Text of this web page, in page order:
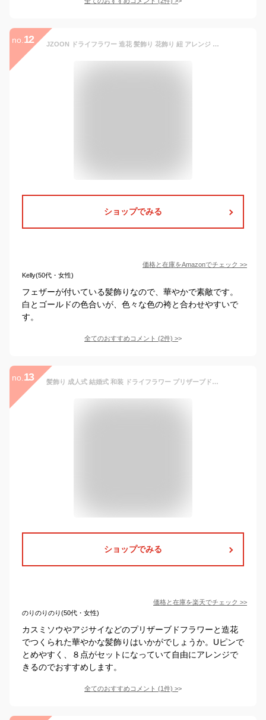
no. 12 JZOON ドライフラワー 造花 髪飾り 花飾り 紐 アレンジ ロープアレンジ 和装 浴衣 着物 振袖 袴 ヘッドドレス ウエディング 結婚式 ブライダル ヘッドアクセサリー 花 花嫁 和風 卒業式 成人式 七五三 金箔&白
ショップでみる
価格と在庫をAmazonでチェック >>
Kelly(50代・女性)
フェザーが付いている髪飾りなので、華やかで素敵です。
白とゴールドの色合いが、色々な色の袴と合わせやすいで
す。
全てのおすすめコメント (2件) >
no. 13 髪飾り 成人式 結婚式 和装 ドライフラワー プリザーブドフラワー 8点セット 振袖用 ウェディング 卒業式 袴 花 着物 ヘアアクセサリー ヘッドドレス かすみ草 白
ショップでみる
価格と在庫を楽天でチェック >>
のりのりのり(50代・女性)
カスミソウやアジサイなどのプリザーブドフラワーと造花
でつくられた華やかな髪飾りはいかがでしょうか。Uピンで
とめやすく、８点がセットになっていて自由にアレンジで
きるのでおすすめします。
全てのおすすめコメント (1件) >